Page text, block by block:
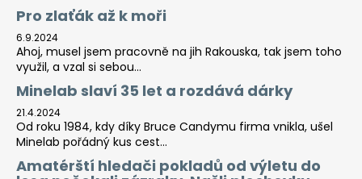
Pro zlaťák až k moři
6.9.2024
Ahoj, musel jsem pracovně na jih Rakouska, tak jsem toho
využil, a vzal si sebou...
Minelab slaví 35 let a rozdává dárky
21.4.2024
Od roku 1984, kdy díky Bruce Candymu firma vnikla, ušel
Minelab pořádný kus cest...
Amatérští hledači pokladů od výletu do